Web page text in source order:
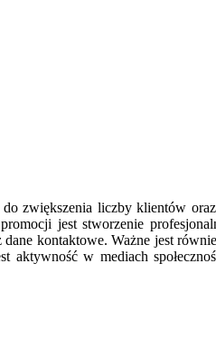
zwiększenia liczby klientów
jest stworzenie
kontaktowe. Ważne jest
w mediach